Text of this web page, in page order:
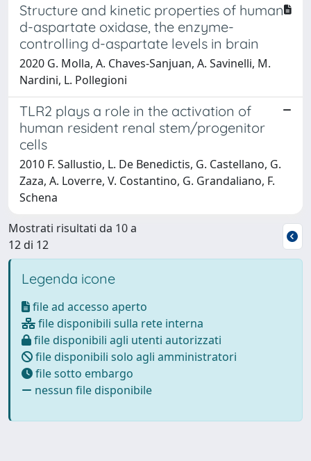
Structure and kinetic properties of human
d-aspartate oxidase, the enzyme-
controlling d-aspartate levels in brain
2020 G. Molla, A. Chaves-Sanjuan, A. Savinelli, M.
Nardini, L. Pollegioni
TLR2 plays a role in the activation of
human resident renal stem/progenitor
cells
2010 F. Sallustio, L. De Benedictis, G. Castellano, G.
Zaza, A. Loverre, V. Costantino, G. Grandaliano, F.
Schena
Mostrati risultati da 10 a
12 di 12
Legenda icone
file ad accesso aperto
file disponibili sulla rete interna
file disponibili agli utenti autorizzati
file disponibili solo agli amministratori
file sotto embargo
nessun file disponibile